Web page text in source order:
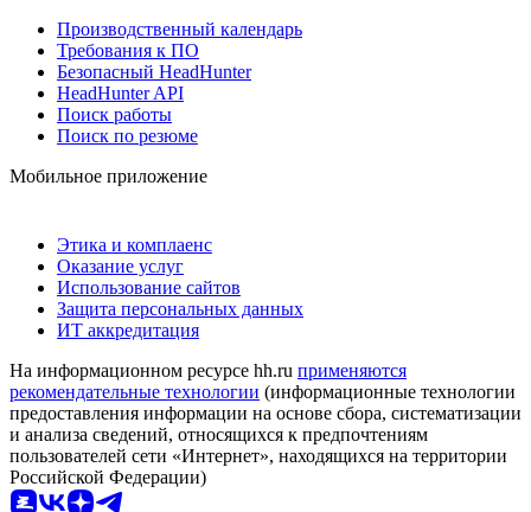
Производственный календарь
Требования к ПО
Безопасный HeadHunter
HeadHunter API
Поиск работы
Поиск по резюме
Мобильное приложение
Этика и комплаенс
Оказание услуг
Использование сайтов
Защита персональных данных
ИТ аккредитация
На информационном ресурсе hh.ru применяются
рекомендательные технологии (информационные технологии
предоставления информации на основе сбора, систематизации
и анализа сведений, относящихся к предпочтениям
пользователей сети «Интернет», находящихся на территории
Российской Федерации)